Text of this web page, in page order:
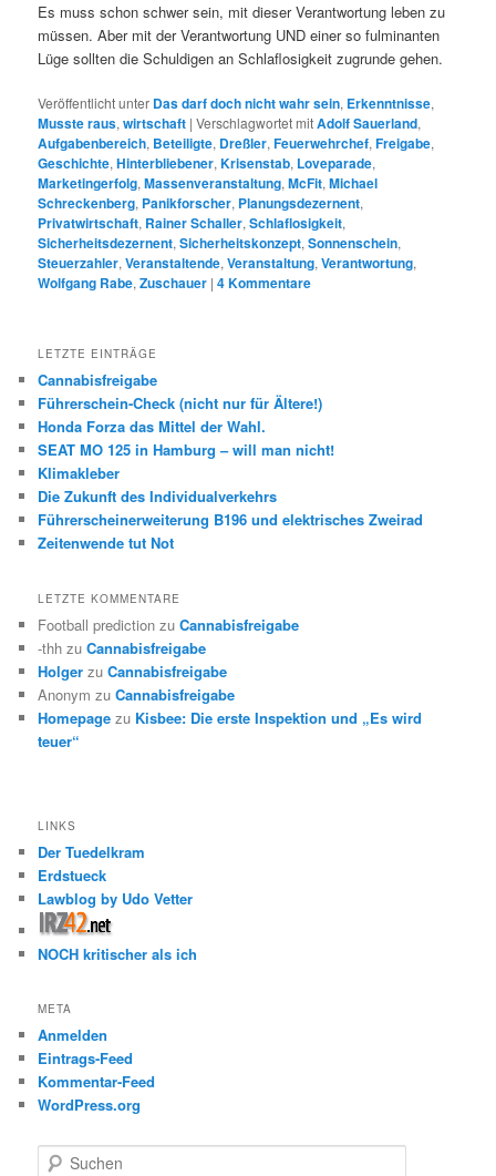
Es muss schon schwer sein, mit dieser Verantwortung leben zu
müssen. Aber mit der Verantwortung UND einer so fulminanten
Lüge sollten die Schuldigen an Schlaflosigkeit zugrunde gehen.
Veröffentlicht unter Das darf doch nicht wahr sein, Erkenntnisse,
Musste raus,wirtschaft |Verschlagwortet mitAdolf Sauerland,
Aufgabenbereich, Beteiligte, Dreßler,Feuerwehrchef,Freigabe,
Geschichte,Hinterbliebener,Krisenstab, Loveparade,
Marketingerfolg,Massenveranstaltung,McFit,Michael
Schreckenberg, Panikforscher, Planungsdezernent,
Privatwirtschaft, Rainer Schaller,Schlaflosigkeit,
Sicherheitsdezernent,Sicherheitskonzept,Sonnenschein,
Steuerzahler,Veranstaltende,Veranstaltung,Verantwortung,
Wolfgang Rabe,Zuschauer |4Kommentare
LETZTE EINTRÄGE
Cannabisfreigabe
Führerschein-Check (nicht nur für Ältere!)
Honda Forza das Mittel der Wahl.
SEAT MO 125 in Hamburg – will man nicht!
Klimakleber
Die Zukunft des Individualverkehrs
Führerscheinerweiterung B196 und elektrisches Zweirad
Zeitenwende tut Not
LETZTE KOMMENTARE
Football prediction zuCannabisfreigabe
-thh zuCannabisfreigabe
Holger zuCannabisfreigabe
Anonym zuCannabisfreigabe
Homepage zu Kisbee: Die erste Inspektion und „Es wird
teuer“
LINKS
Der Tuedelkram
Erdstueck
Lawblog by Udo Vetter
NOCH kritischer als ich
META
Anmelden
Eintrags-Feed
Kommentar-Feed
WordPress.org